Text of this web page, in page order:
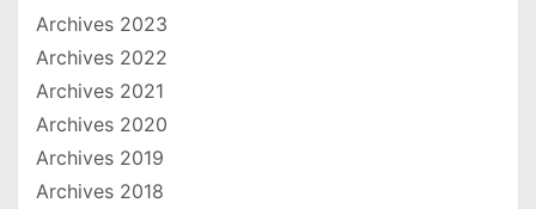
Archives 2023
Archives 2022
Archives 2021
Archives 2020
Archives 2019
Archives 2018